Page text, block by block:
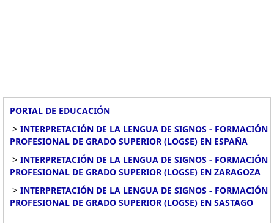
PORTAL DE EDUCACIÓN
> INTERPRETACIÓN DE LA LENGUA DE SIGNOS - FORMACIÓN
PROFESIONAL DE GRADO SUPERIOR (LOGSE) EN ESPAÑA
> INTERPRETACIÓN DE LA LENGUA DE SIGNOS - FORMACIÓN
PROFESIONAL DE GRADO SUPERIOR (LOGSE) EN ZARAGOZA
> INTERPRETACIÓN DE LA LENGUA DE SIGNOS - FORMACIÓN
PROFESIONAL DE GRADO SUPERIOR (LOGSE) EN SASTAGO